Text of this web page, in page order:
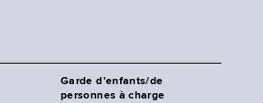
Garde d’enfants/de
personnes à charge